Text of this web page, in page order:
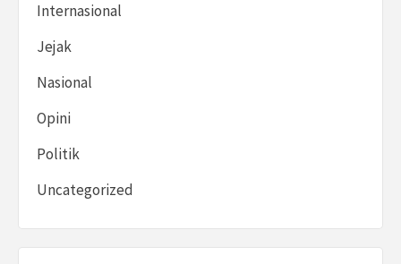
Internasional
Jejak
Nasional
Opini
Politik
Uncategorized